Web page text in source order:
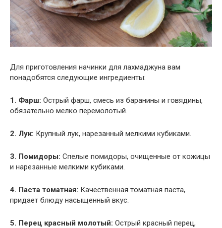
Для приготовления начинки для лахмаджуна вам
понадобятся следующие ингредиенты:
1. Фарш: Острый фарш, смесь из баранины и говядины,
обязательно мелко перемолотый.
2. Лук: Крупный лук, нарезанный мелкими кубиками.
3. Помидоры: Спелые помидоры, очищенные от кожицы
и нарезанные мелкими кубиками.
4. Паста томатная: Качественная томатная паста,
придает блюду насыщенный вкус.
5. Перец красный молотый: Острый красный перец,